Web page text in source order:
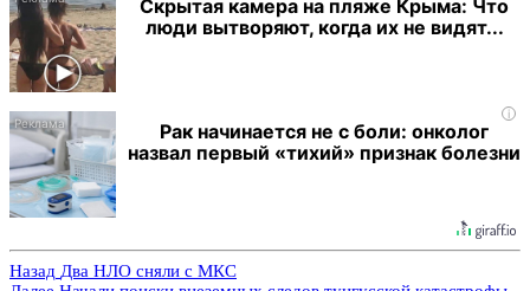
Скрытая камера на пляже Крыма: Что
люди вытворяют, когда их не видят...
i
Рак начинается не с боли: онколог
назвал первый «тихий» признак болезни
Назад Два НЛО сняли с МКС